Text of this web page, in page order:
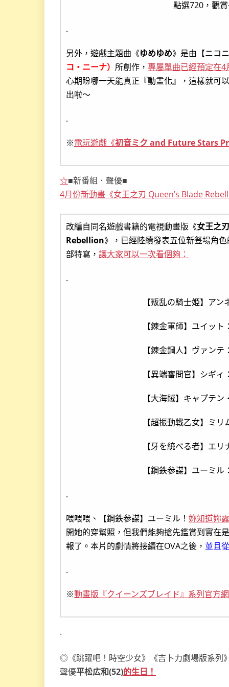
點選720，觀
.
另外，遊戲主題曲《ゆめゆめ》是由【ニコ
コ・ニーナ） 所創作， 專屬單曲已經預定在4
心期盼哪一天能真正『動畫化』，這樣就可
出啦～
.
※電玩遊戲《初音ミク and Future Stars
☆■新番組．聲優■
4月份新動畫《女王之刃 Queen’s Blade
改編自同名遊戲書籍的電視動畫版《女王之
Rebellion》，已經陸續發表五位新豋場角
部特寫， 讓大家可以一次看個夠：
.
【叛乱の騎士姫】アン
【錬金軍師】ユイット
【錬金鋼人】ヴァンテ
【異端審問官】シギィ
【大海賊】キャプテ
【超振動戦乙女】ミリ
【牙を統べる者】エリ
【鋼鉄参謀】ユーミル
.
喂喂喂、【鋼鉄参謀】ユーミル！ 妳知道妳
開她的穿幫照，但我們能夠搶先鑑賞到實在
報了。本片的劇情將接續在OVA之後， 並且
.
※動畫版『クイーンズブレイド』系列官方
.
◎《跳躍吧！時空少女》《吉卜力劇場版系列
聲優平松広和(52)的生日！